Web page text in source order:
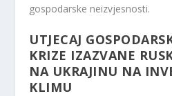
gospodarske neizvjesnosti.
UTJECAJ
KRIZE IZAZVANE
NA UKRAJINU NA
KLIMU